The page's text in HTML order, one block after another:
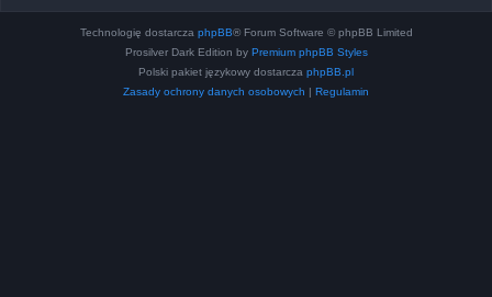
Technologię dostarcza phpBB® Forum Software © phpBB Limited
Prosilver Dark Edition by Premium phpBB Styles
Polski pakiet językowy dostarcza phpBB.pl
Zasady ochrony danych osobowych | Regulamin